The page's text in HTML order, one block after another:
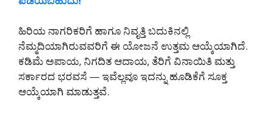
ಹಿರಿಯ ನಾಗರಿಕರಿಗೆ ಹಾಗೂ ನಿವೃತ್ತಿ ಬದುಕಿನಲ್ಲಿ
ನೆಮ್ಮದಿಯಾಗಿರುವವರಿಗೆ ಈ ಯೋಜನೆ ಉತ್ತಮ ಆಯ್ಕೆಯಾಗಿದೆ.
ಕಡಿಮೆ ಅಪಾಯ, ನಿಗದಿತ ಆದಾಯ, ತೆರಿಗೆ ವಿನಾಯಿತಿ ಮತ್ತು
ಸರ್ಕಾರದ ಭರವಸೆ — ಇವೆಲ್ಲವೂ ಇದನ್ನು ಹೂಡಿಕೆಗೆ ಸೂಕ್ತ
ಆಯ್ಕೆಯಾಗಿ ಮಾಡುತ್ತವೆ.